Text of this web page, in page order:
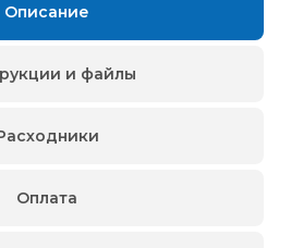
Описание
и файлы
Оплата